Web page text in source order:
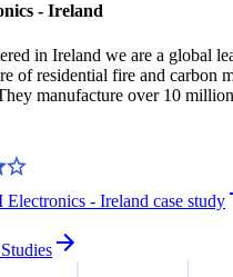
- Ireland
in Ireland we are a global
of residential fire and carbon
manufacture over 10
- Ireland case study